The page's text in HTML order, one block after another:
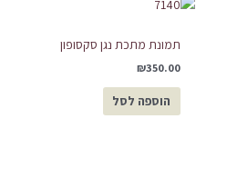
תמונת מתכת נגן סקסופון
₪350.00
הוספה לסל